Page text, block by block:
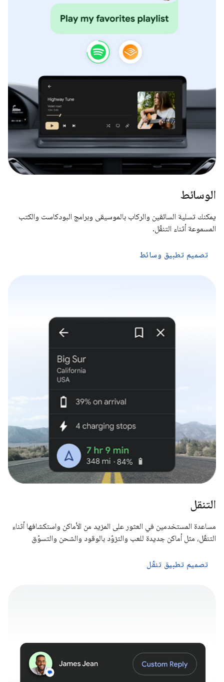
الوسائط
يمكنك تسلية السائقين والركاب بالموسيقى وبرامج البودكاست والكتب
المسموعة أثناء التنقّل.
تصميم تطبيق وسائط
التنقل
مساعدة المستخدمين في العثور على المزيد من الأماكن واستكشافها أثناء
التنقّل، مثل أماكن جديدة للعب والتزوّد بالوقود والشحن والتسوّق
تصميم تطبيق تنقّل